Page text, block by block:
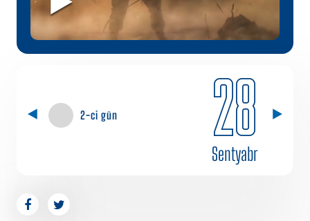
2-ci gün 28
Sentyabr